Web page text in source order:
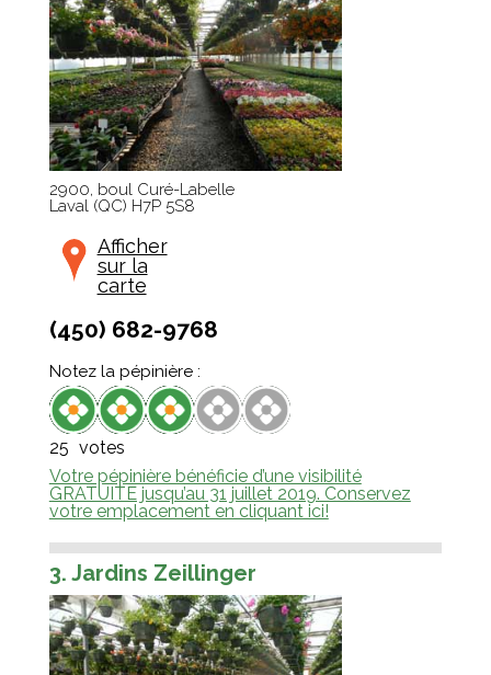
2900, boul Curé-Labelle
Laval(QC) H7P 5S8
Afficher
sur la
carte
(450) 682-9768
Notez la pépinière :
25 votes
Votre pépinière bénéficie d’une visibilité
GRATUITE jusqu’au 31 juillet 2019. Conservez
votre emplacement en cliquant ici!
3. Jardins Zeillinger